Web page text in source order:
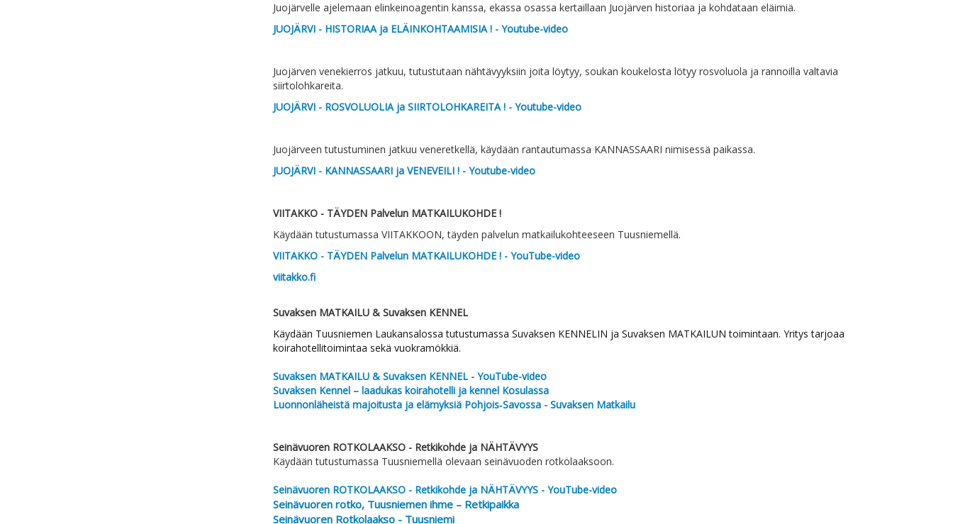
Juojärvelle ajelemaan elinkeinoagentin kanssa, ekassa osassa kertaillaan Juojärven historiaa ja kohdataan eläimiä.
JUOJÄRVI - HISTORIAA ja ELÄINKOHTAAMISIA ! - Youtube-video
Juojärven venekierros jatkuu, tutustutaan nähtävyyksiin joita löytyy, soukan koukelosta lötyy rosvoluola ja rannoilla valtavia
siirtolohkareita.
JUOJÄRVI - ROSVOLUOLIA ja SIIRTOLOHKAREITA ! - Youtube-video
Juojärveen tutustuminen jatkuu veneretkellä, käydään rantautumassa KANNASSAARI nimisessä paikassa.
JUOJÄRVI - KANNASSAARI ja VENEVEILI ! - Youtube-video
VIITAKKO - TÄYDEN Palvelun MATKAILUKOHDE !
Käydään tutustumassa VIITAKKOON, täyden palvelun matkailukohteeseen Tuusniemellä.
VIITAKKO - TÄYDEN Palvelun MATKAILUKOHDE !- YouTube-video
viitakko.fi
Suvaksen MATKAILU & Suvaksen KENNEL
Käydään Tuusniemen Laukansalossa tutustumassa Suvaksen KENNELIN ja Suvaksen MATKAILUN toimintaan. Yritys tarjoaa
koirahotellitoimintaa sekä vuokramökkiä.
Suvaksen MATKAILU & Suvaksen KENNEL - YouTube-video
Suvaksen Kennel – laadukas koirahotelli ja kennel Kosulassa
Luonnonläheistä majoitusta ja elämyksiä Pohjois‑Savossa - Suvaksen Matkailu
Seinävuoren ROTKOLAAKSO - Retkikohde ja NÄHTÄVYYS
Käydään tutustumassa Tuusniemellä olevaan seinävuoden rotkolaaksoon.
Seinävuoren ROTKOLAAKSO - Retkikohde ja NÄHTÄVYYS - YouTube-video
Seinävuoren rotko, Tuusniemen ihme – Retkipaikka
Seinävuoren Rotkolaakso - Tuusniemi